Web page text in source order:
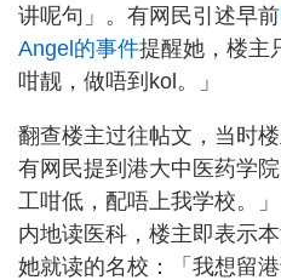
讲呢句」。有网民引述早前
Angel的事件提醒她，楼主
咁靓，做唔到kol。」
翻查楼主过往帖文，当时
有网民提到港大中医药学
工咁低，配唔上我学校。
内地读医科，楼主即表示
她就读的名校：「我想留